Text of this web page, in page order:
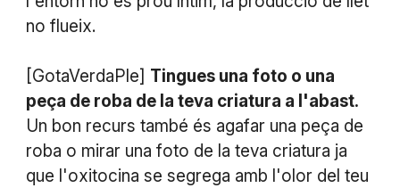
no flueix.
[GotaVerdaPle] Tingues una foto o una
peça de roba de la teva criatura a l'abast.
Un bon recurs també és agafar una peça de
roba o mirar una foto de la teva criatura ja
que l'oxitocina se segrega amb l'olor del teu